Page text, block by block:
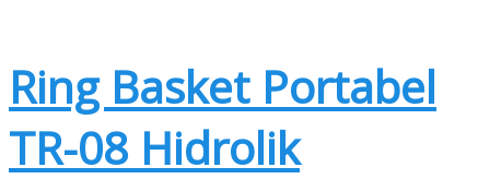
Ring Basket Portabel
TR-08 Hidrolik